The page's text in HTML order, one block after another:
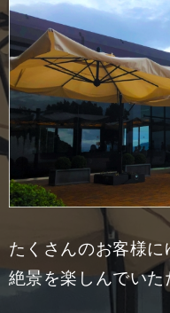
たくさんのお客様に
絶景を楽しんでいた